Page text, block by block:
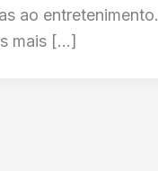
ao entretenimento.
mais […]